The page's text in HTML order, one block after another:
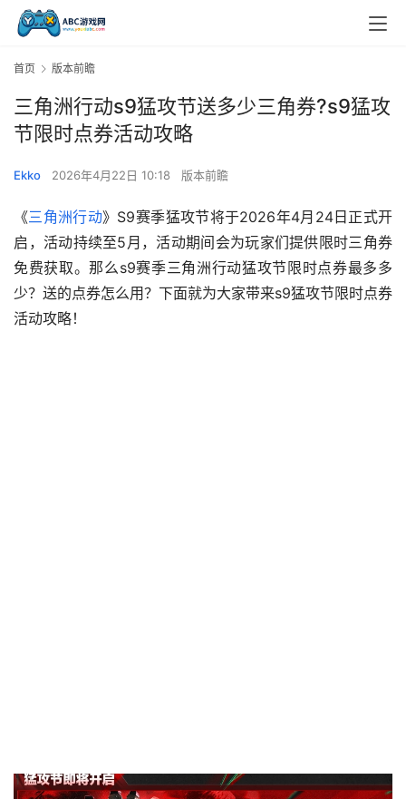
首页 版本前瞻
三角洲行动s9猛攻节送多少三角券?s9猛攻
节限时点券活动攻略
Ekko 2026年4月22日 10:18 版本前瞻
《三角洲行动》S9赛季猛攻节将于‌2026年4月24日正式开
启‌，活动持续至5月，活动期间会为玩家们提供限时三角券
免费获取。那么s9赛季三角洲行动猛攻节限时点券最多多
少？送的点券怎么用？下面就为大家带来s9猛攻节限时点券
活动攻略！